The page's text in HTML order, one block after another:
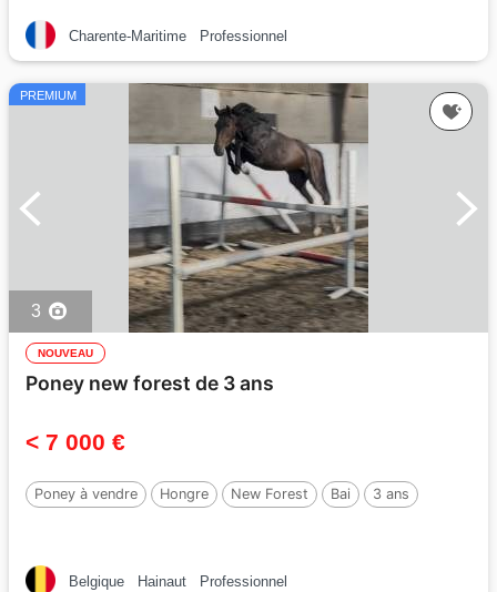
Charente-Maritime Professionnel
PREMIUM
3
NOUVEAU
Poney new forest de 3 ans
< 7 000 €
Poney à vendre Hongre New Forest Bai 3 ans
Belgique Hainaut Professionnel